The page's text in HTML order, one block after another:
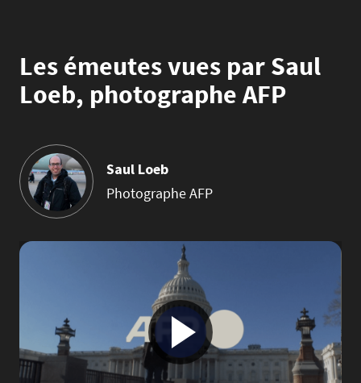
Les émeutes vues par Saul
Loeb, photographe AFP
Saul Loeb
Photographe AFP
Image